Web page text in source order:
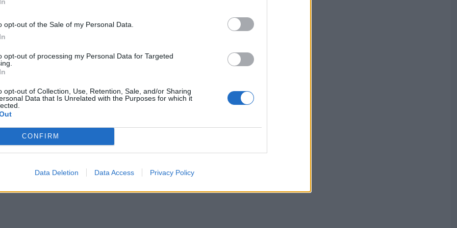
opt-out of the Sale of my Personal Data.
opt-out of processing my Personal Data for Targeted
opt-out of Collection, Use, Retention, Sale, and/or Sharing
Data that Is Unrelated with the Purposes for which it
CONFIRM
Data Deletion Data Access Privacy Policy
Oroszországnak nincs
a NATO-t,
Emlékeztetett: a NATO-szerződés 5.
elleni fegyveres támadás esetén a
védelmére siet. „És ez egy rendkívüli